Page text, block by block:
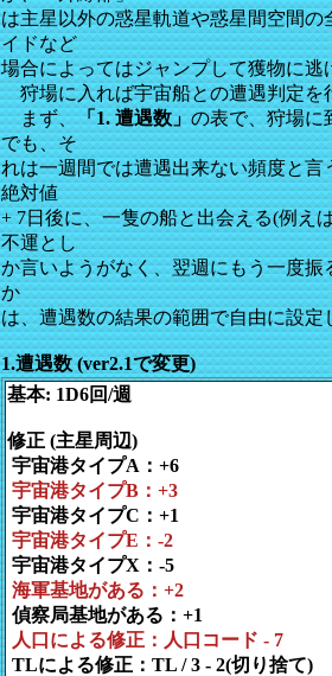
は主星以外の惑星軌道や惑星間空間
イドなど
場合によってはジャンプして獲物に
狩場に入れば宇宙船との遭遇判定を
まず、「1. 遭遇数」の表で、狩場に
でも、そ
れは一週間では遭遇出来ない頻度と
絶対値
+ 7日後に、一隻の船と出会える(例え
不運とし
か言いようがなく、翌週にもう一度振
か
は、遭遇数の結果の範囲で自由に設
1.遭遇数 (ver2.1で変更)
基本: 1D6回/週
修正 (主星周辺)
宇宙港タイプA：+6
宇宙港タイプB：+3
宇宙港タイプC：+1
宇宙港タイプE：-2
宇宙港タイプX：-5
海軍基地がある：+2
偵察局基地がある：+1
人口による修正：人口コード - 7
TLによる修正：TL / 3 - 2(切り捨て)